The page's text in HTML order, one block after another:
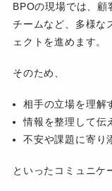
BPOの現場では、顧
チームなど、多様な
ェクトを進めます。
そのため、
相手の立場を理解
情報を整理して伝
不安や課題に寄り
といったコミュニケ